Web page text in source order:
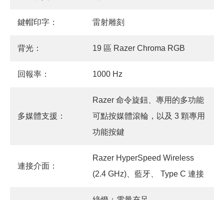
鍵帽印字： 雷射雕刻
背光： 19 區 Razer Chroma RGB
回報率： 1000 Hz
多媒體支援：
Razer 命令旋鈕、專用的多功能
可點按媒體滾輪，以及 3 顆專用
功能按鍵
連接介面：
Razer HyperSpeed Wireless
(2.4 GHz)、藍牙、 Type C 連接